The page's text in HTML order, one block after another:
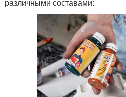
различными составами: